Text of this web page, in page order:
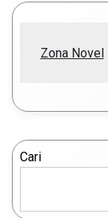
Zona Novel
Cari